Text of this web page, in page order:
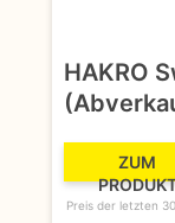
HAKRO
ZUM
Preis der letzten